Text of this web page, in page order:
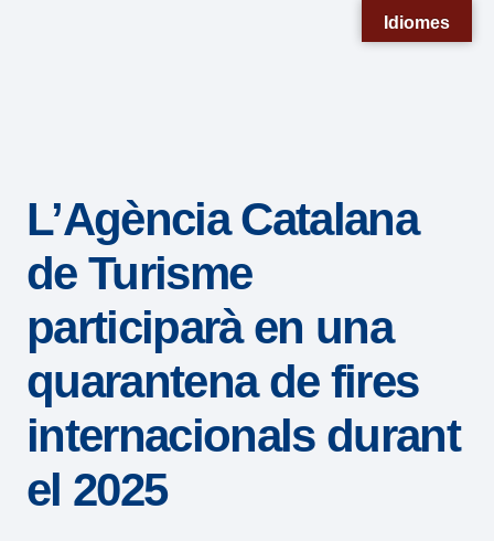
sistema
accesibilidad.
L’Agència Catalana
de Turisme
participarà en una
quarantena de fires
internacionals durant
el 2025
Idiomes